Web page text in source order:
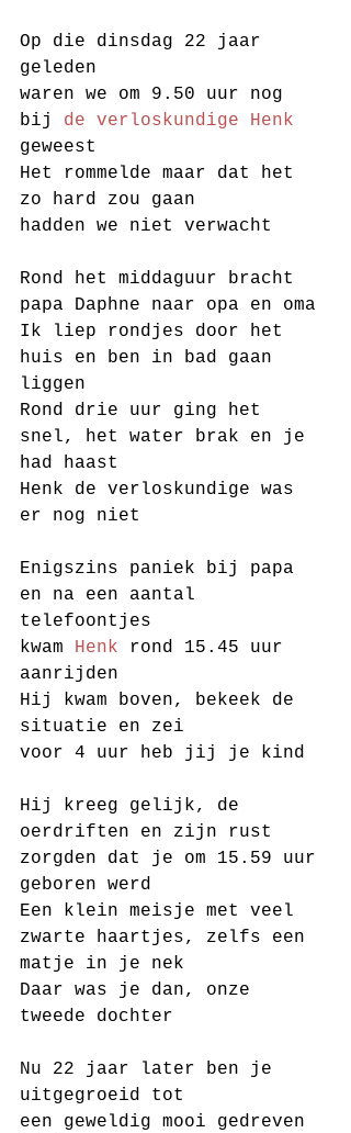
Op die dinsdag 22 jaar
geleden
waren we om 9.50 uur nog
bij de verloskundige Henk
geweest
Het rommelde maar dat het
zo hard zou gaan
hadden we niet verwacht
Rond het middaguur bracht
papa Daphne naar opa en oma
Ik liep rondjes door het
huis en ben in bad gaan
liggen
Rond drie uur ging het
snel, het water brak en je
had haast
Henk de verloskundige was
er nog niet
Enigszins paniek bij papa
en na een aantal
telefoontjes
kwam Henk rond 15.45 uur
aanrijden
Hij kwam boven, bekeek de
situatie en zei
voor 4 uur heb jij je kind
Hij kreeg gelijk, de
oerdriften en zijn rust
zorgden dat je om 15.59 uur
geboren werd
Een klein meisje met veel
zwarte haartjes, zelfs een
matje in je nek
Daar was je dan, onze
tweede dochter
Nu 22 jaar later ben je
uitgegroeid tot
een geweldig mooi gedreven